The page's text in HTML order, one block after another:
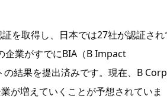
を取得し、日本では27社が認証され
企業がすでにBIA（B Impact
結果を提出済みです。現在、B
が増えていくことが予想されていま